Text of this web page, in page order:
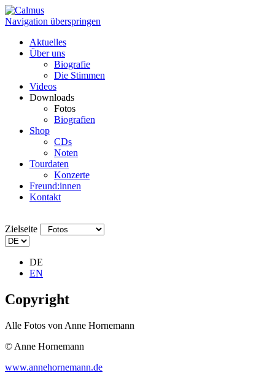
Navigation überspringen
Aktuelles
Über uns
Biografie
Die Stimmen
Videos
Downloads
Fotos
Biografien
Shop
CDs
Noten
Tourdaten
Konzerte
Freund:innen
Kontakt
Zielseite
DE
EN
Copyright
Alle Fotos von Anne Hornemann
© Anne Hornemann
www.annehornemann.de